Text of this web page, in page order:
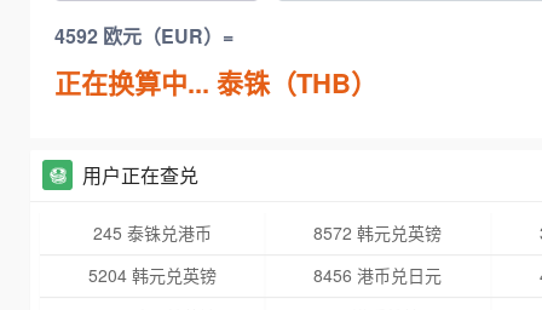
4592 欧元（EUR）=
正在换算中... 泰铢（THB）
用户正在查兑
245 泰铢兑港币 8572 韩元兑英镑
5204 韩元兑英镑
8456 港币兑日元